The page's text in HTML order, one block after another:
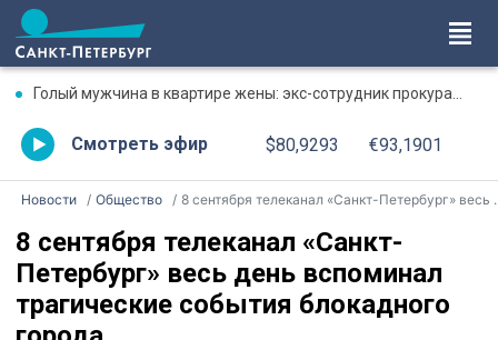
Голый мужчина в квартире жены: экс-сотрудник прокуратуры рассказал, почему совершил убийство
Смотреть эфир $80,9293 €93,1901
Новости Общество 8 сентября телеканал «Санкт-Петербург» весь день вспоминал трагические события блокадного города
8 сентября телеканал «Санкт-
Петербург» весь день вспоминал
трагические события блокадного